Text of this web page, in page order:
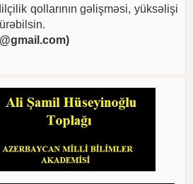
qollarının gəlişməsi, yüksəlişi
)